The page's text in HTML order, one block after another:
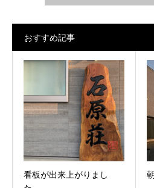
おすすめ記事
看板が出来上がりまし